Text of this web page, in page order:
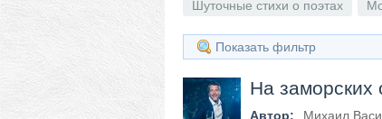
Шуточные стихи о поэтах
Показать фильтр
На заморских
Автор:
Михаил